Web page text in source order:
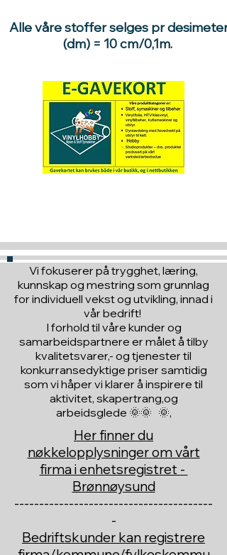
Alle våre stoffer selges pr desimeter
(dm) = 10 cm/0,1m.
Vi fokuserer på trygghet, læring,
kunnskap og mestring som grunnlag
for individuell vekst og utvikling, innad i
vår bedrift!
I forhold til våre kunder og
samarbeidspartnere er målet å tilby
kvalitetsvarer,- og tjenester til
konkurransedyktige priser samtidig
som vi håper vi klarer å inspirere til
aktivitet, skapertrang,og
arbeidsglede 🌞🌞 🌞,
Her finner du
nøkkelopplysninger om vårt
firma i enhetsregistret -
Brønnøysund
----------------------------------------
-
Bedriftskunder kan registrere